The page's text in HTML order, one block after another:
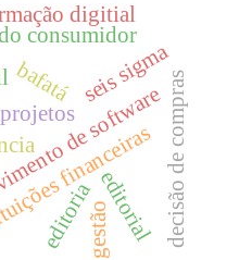
de software
financeiras
bafatá seis sigma
editorial
consumidor
decisão de compras
editoria
digitial
gestão